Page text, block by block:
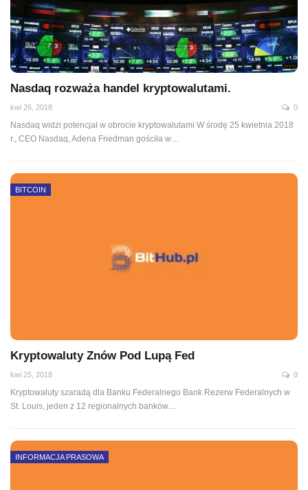
Nasdaq rozważa handel kryptowalutami.
kwi 26, 2018 0
Nasdaq widzi potencjał w obrocie kryptowalutami W środę 25 kwietnia 2018
r., CEO Nasdaq, Adena Friedman gościła w…
BITCOIN
Kryptowaluty Znów Pod Lupą Fed
kwi 25, 2018 0
Kryptowaluty szaradą dla Banku Federalnego Bank Rezerw Federalnych w
St. Louis, jeden z 12 regionalnych banków…
INFORMACJA PRASOWA